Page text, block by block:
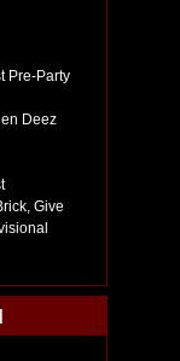
Pre-Party
Deez
Give